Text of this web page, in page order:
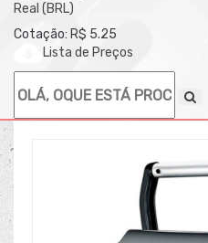
Real (BRL)
Cotação: R$ 5.25
Lista de Preços